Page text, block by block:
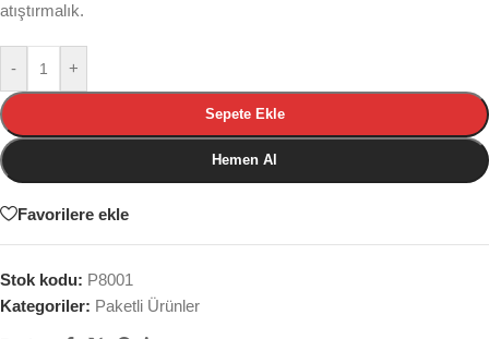
atıştırmalık.
- +
Sepete Ekle
Hemen Al
Favorilere ekle
Stok kodu: P8001
Kategoriler: Paketli Ürünler